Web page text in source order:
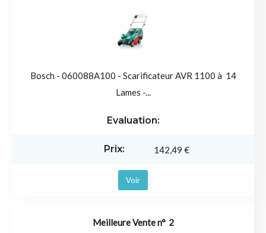
Bosch - 060088A100 - Scarificateur AVR 1100 à 14
Lames -...
142,49 €
Voir
2